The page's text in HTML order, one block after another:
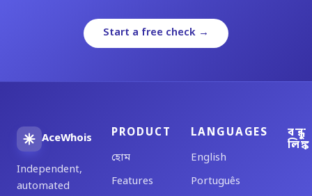
Start a free check →
AceWhois
Independent,
automated
PRODUCT
হোম
Features
LANGUAGES
English
Português
বন্ধু
লিঙ্ক